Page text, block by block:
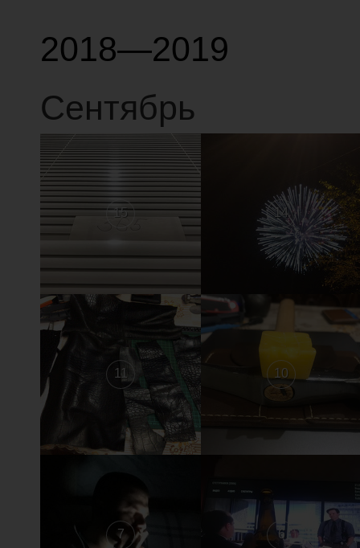
2018—2019
Сентябрь
15 14
11 10
7 6